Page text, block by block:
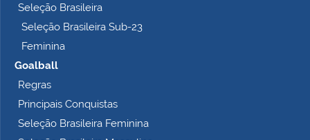
t
Seleção Brasileira
Seleção Brasileira Sub-23
Feminina
Goalball
Regras
Principais Conquistas
Seleção Brasileira Feminina